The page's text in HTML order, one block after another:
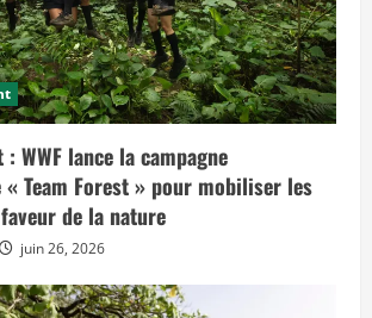
WWF lance la campagne
Team Forest » pour mobiliser les
de la nature
juin 26, 2026